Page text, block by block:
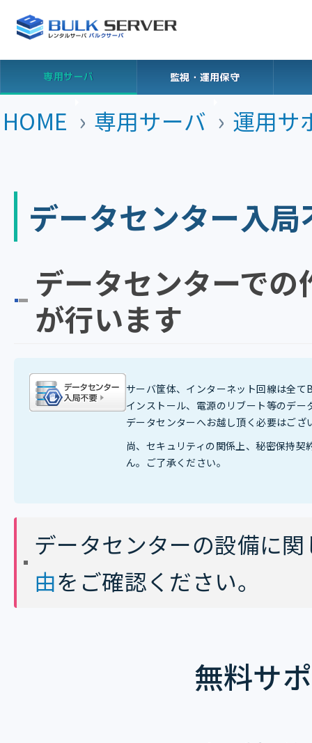
専用サーバ 監視・運用保守
HOME 専用サーバ 運用サ
データセンター入局
データセンターで
が行います
サーバ筐体、インターネット回線は全
インストール、電源のリブート等のデ
データセンターへお越し頂く必要はござ
尚、セキュリティの関係上、秘密保持
ん。ご了承ください。
データセンターの設備に
由をご確認ください。
無料サ